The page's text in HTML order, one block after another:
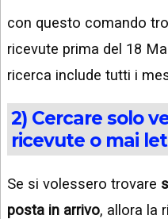
con questo comando
ricevute prima del 18
ricerca include tutti i
2) Cercare solo
ricevute o mai
Se si volessero trovare
posta in arrivo, allora la